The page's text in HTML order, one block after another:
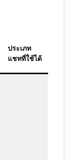
ประเภท
แชทที่ใช้ได้